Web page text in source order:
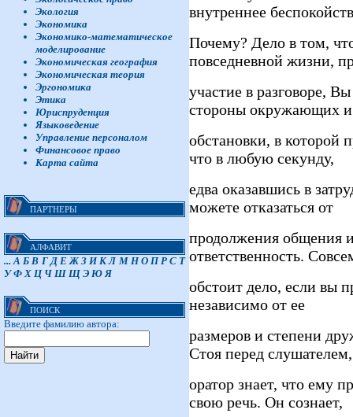
Экология
Экономика
Экономико-математическое
моделирование
Экономическая география
Экономическая теория
Эргономика
Этика
Юриспруденция
Языковедение
Управление персоналом
Финансовое право
Карта сайта
ПАРТНЕРЫ
АЛФАВИТ
... А Б В Г Д Е Ж З И К Л М Н О П Р С Т
У Ф Х Ц Ч Ш Щ Э Ю Я
ПОИСК
Введите фамилию автора:
внутреннее
Почему? Дело в том,
повседневной жизни,
участие в разговоре,
стороны окружающих и
обстановки, в которой
что в любую секунду,
едва оказавшись в
можете отказаться от
продолжения общения
ответственность.
обстоит дело, если вы
независимо от ее
размеров и степени
Стоя перед слушателем,
оратор знает, что ему
свою речь. Он сознает,